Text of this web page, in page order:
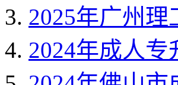
2025年广州
2024年成人